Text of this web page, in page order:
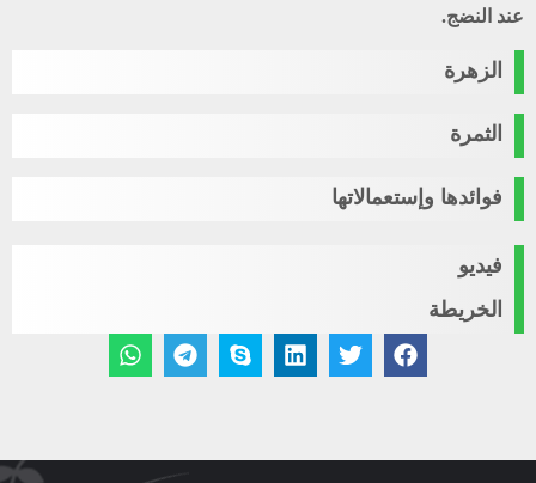
عند النضج.
الزهرة
الثمرة
فوائدها وإستعمالاتها
فيديو
الخريطة